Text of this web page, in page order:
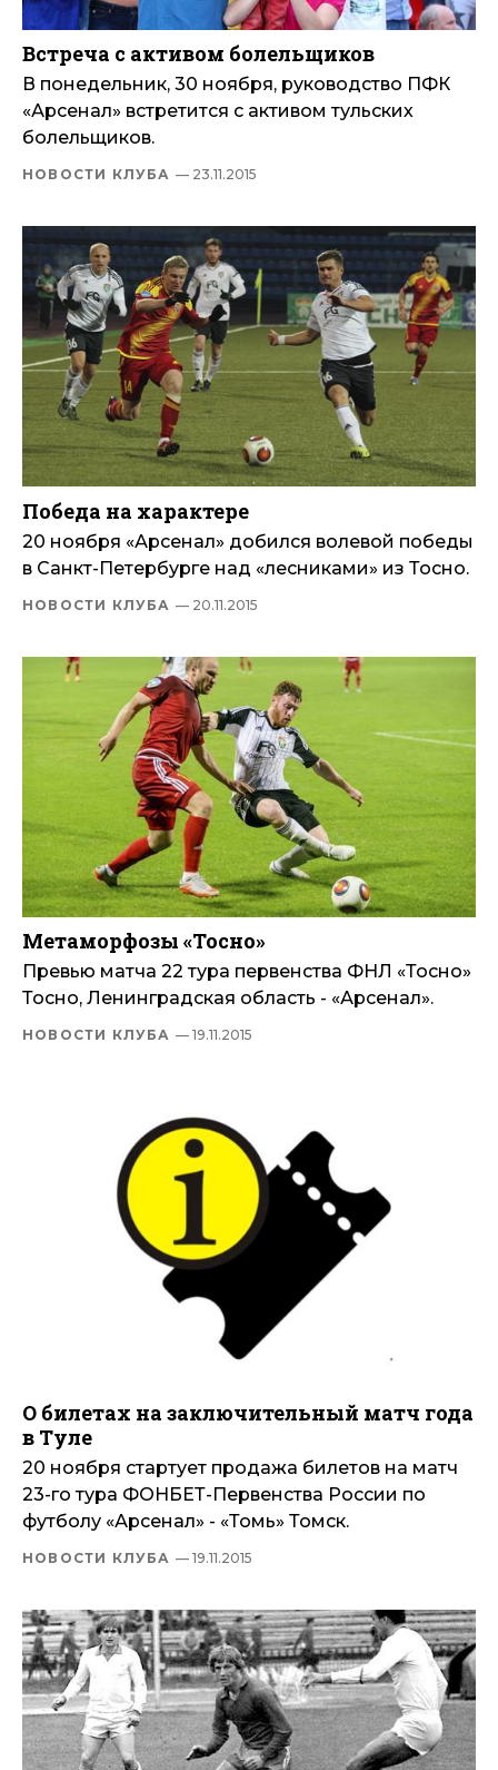
Встреча с активом болельщиков
В понедельник, 30 ноября, руководство ПФК
«Арсенал» встретится с активом тульских
болельщиков.
НОВОСТИ КЛУБА — 23.11.2015
Победа на характере
20 ноября «Арсенал» добился волевой победы
в Санкт-Петербурге над «лесниками» из Тосно.
НОВОСТИ КЛУБА — 20.11.2015
Метаморфозы «Тосно»
Превью матча 22 тура первенства ФНЛ «Тосно»
Тосно, Ленинградская область - «Арсенал».
НОВОСТИ КЛУБА — 19.11.2015
О билетах на заключительный матч года
в Туле
20 ноября стартует продажа билетов на матч
23-го тура ФОНБЕТ-Первенства России по
футболу «Арсенал» - «Томь» Томск.
НОВОСТИ КЛУБА — 19.11.2015